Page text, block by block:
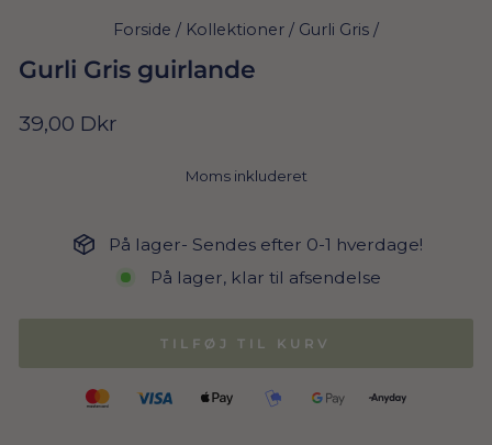
Forside / Kollektioner / Gurli Gris /
Gurli Gris guirlande
Normal
39,00 Dkr
Moms inkluderet
På lager- Sendes efter 0-1 hverdage!
På lager, klar til afsendelse
TILFØJ TIL KURV